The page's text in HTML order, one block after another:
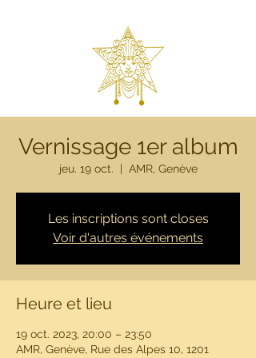
Vernissage 1er album
jeu. 19 oct. AMR, Genève
Les inscriptions sont closes
Voir d'autres événements
Heure et lieu
19 oct. 2023, 20:00 – 23:50
AMR, Genève, Rue des Alpes 10, 1201